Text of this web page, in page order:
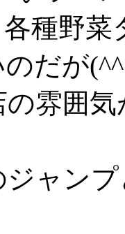
種野
だが
雰囲
ジャン